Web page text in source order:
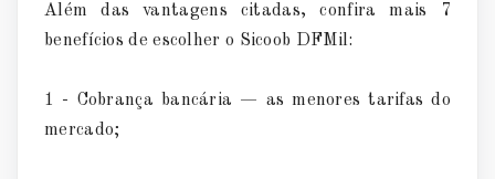
Além das vantagens citadas, confira mais 7
benefícios de escolher o Sicoob DFMil:
1 - Cobrança bancária — as menores tarifas do
mercado;